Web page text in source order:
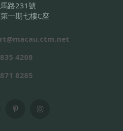
路231號
一期七樓C座
4208
8285